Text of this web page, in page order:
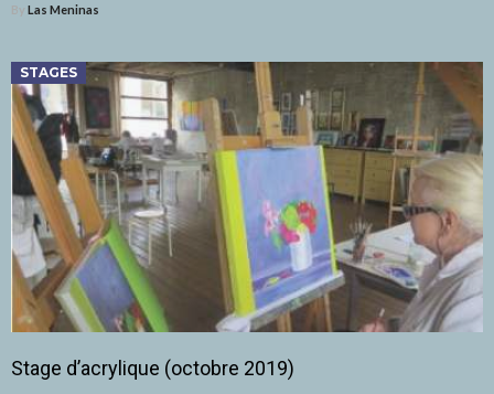
By Las Meninas
STAGES
Stage d’acrylique (octobre 2019)